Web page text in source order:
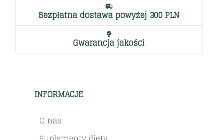
Bezpłatna dostawa powyżej 300 PLN
Gwarancja jakości
INFORMACJE
O nas